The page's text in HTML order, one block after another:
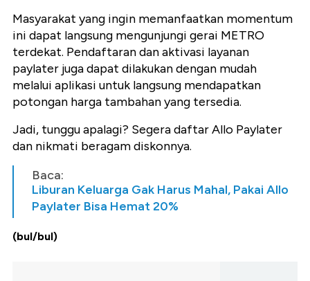
Masyarakat yang ingin memanfaatkan momentum
ini dapat langsung mengunjungi gerai METRO
terdekat. Pendaftaran dan aktivasi layanan
paylater juga dapat dilakukan dengan mudah
melalui aplikasi untuk langsung mendapatkan
potongan harga tambahan yang tersedia.
Jadi, tunggu apalagi? Segera daftar Allo Paylater
dan nikmati beragam diskonnya.
Baca:
Liburan Keluarga Gak Harus Mahal, Pakai Allo
Paylater Bisa Hemat 20%
(bul/bul)